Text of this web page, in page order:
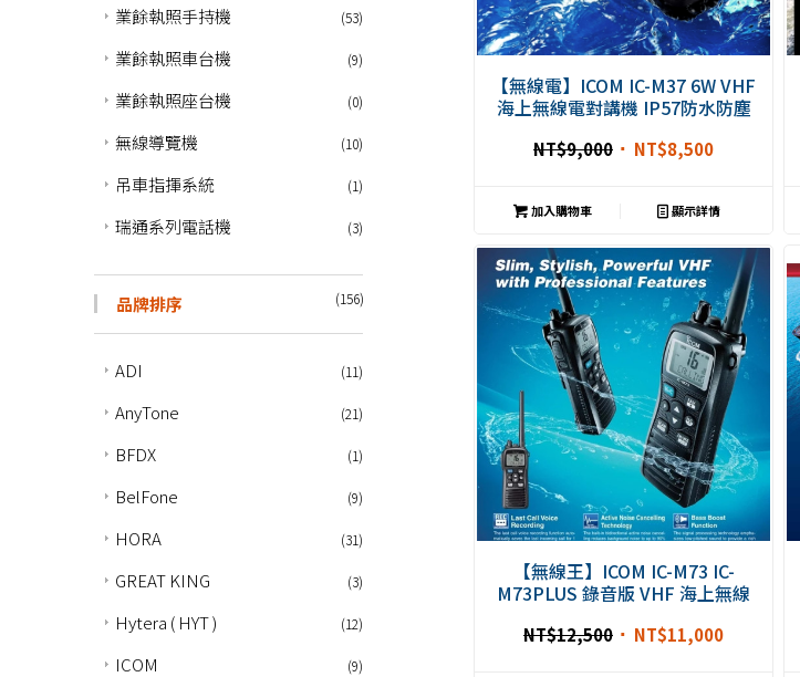
【無線電】ICOM IC-M37 6W VHF
海上無線電對講機 IP57防水防塵
海機
NT$9,000 NT$8,500
加入購物車 顯示詳情
【無線王】ICOM IC-M73 IC-
M73PLUS 錄音版 VHF 海上無線
NT$12,500 NT$11,000
業餘執照手持機 (53)
業餘執照車台機 (9)
業餘執照座台機 (0)
無線導覽機 (10)
吊車指揮系統 (1)
瑞通系列電話機 (3)
品牌排序 (156)
ADI (11)
AnyTone (21)
BFDX (1)
BelFone (9)
HORA (31)
GREAT KING (3)
Hytera ( HYT ) (12)
ICOM (9)